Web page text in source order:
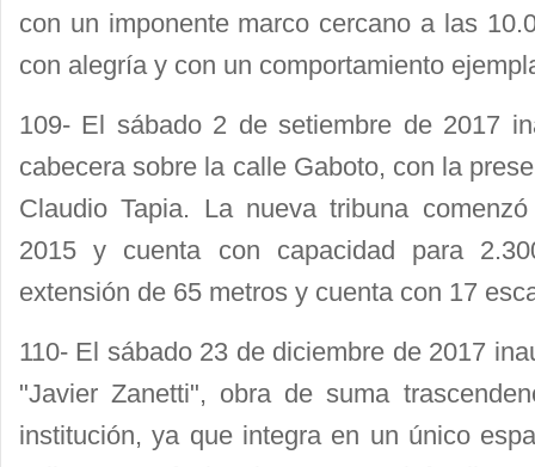
con un imponente marco cercano a las
con alegría y con un comportamiento
109- El sábado 2 de setiembre de 2017
cabecera sobre la calle Gaboto, con la
Claudio Tapia. La nueva tribuna
2015 y cuenta con capacidad para
extensión de 65 metros y cuenta con 17
110- El sábado 23 de diciembre de 2017
"Javier Zanetti", obra de suma
institución, ya que integra en un único